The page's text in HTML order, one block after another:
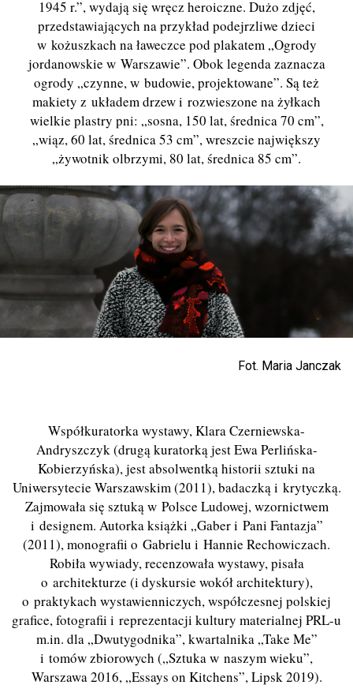
1945 r.”, wydają się wręcz heroiczne. Dużo zdjęć,
przedstawiających na przykład podejrzliwe dzieci
w kożuszkach na ławeczce pod plakatem „Ogrody
jordanowskie w Warszawie”. Obok legenda zaznacza
ogrody „czynne, w budowie, projektowane”. Są też
makiety z układem drzew i rozwieszone na żyłkach
wielkie plastry pni: „sosna, 150 lat, średnica 70 cm”,
„wiąz, 60 lat, średnica 53 cm”, wreszcie największy
„żywotnik olbrzymi, 80 lat, średnica 85 cm”.
Fot. Maria Janczak
Współkuratorka wystawy, Klara Czerniewska-
Andryszczyk (drugą kuratorką jest Ewa Perlińska-
Kobierzyńska), jest absolwentką historii sztuki na
Uniwersytecie Warszawskim (2011), badaczką i krytyczką.
Zajmowała się sztuką w Polsce Ludowej, wzornictwem
i designem. Autorka książki „Gaber i Pani Fantazja”
(2011), monografii o Gabrielu i Hannie Rechowiczach.
Robiła wywiady, recenzowała wystawy, pisała
o architekturze (i dyskursie wokół architektury),
o praktykach wystawienniczych, współczesnej polskiej
grafice, fotografii i reprezentacji kultury materialnej PRL-u
m.in. dla „Dwutygodnika”, kwartalnika „Take Me”
i tomów zbiorowych („Sztuka w naszym wieku”,
Warszawa 2016, „Essays on Kitchens”, Lipsk 2019).